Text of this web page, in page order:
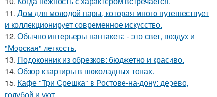
11. Дом для молодой пары, которая много путешествует
и коллекционирует современное искусство.
12. Обычно интерьеры нантакета - это свет, воздух и
"Морская" легкость.
13. Подоконник из обрезков: бюджетно и красиво.
14. Обзор квартиры в шоколадных тонах.
15. Кафе "Три Орешка" в Ростове-на-дону: дерево,
голубой и уют.